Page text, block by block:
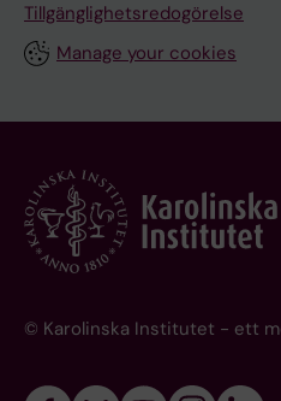
Tillgänglighetsredogörelse
Manage your cookies
© Karolinska Institutet - ett